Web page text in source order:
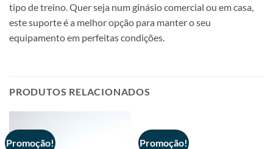
tipo de treino. Quer seja num ginásio comercial ou em casa,
este suporte é a melhor opção para manter o seu
equipamento em perfeitas condições.
PRODUTOS RELACIONADOS
Promoção! Promoção!